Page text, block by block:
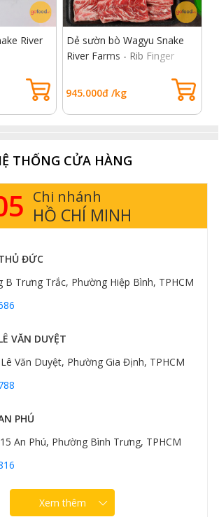
River
Dẻ sườn bò Wagyu Snake
River Farms - Rib Finger
945.000đ /kg
THỐNG CỬA HÀNG
Chi nhánh
HỒ CHÍ MINH
ĐỨC
B Trưng Trắc, Phường Hiệp Bình, TPHCM
VĂN DUYỆT
Văn Duyệt, Phường Gia Định, TPHCM
PHÚ
An Phú, Phường Bình Trưng, TPHCM
Xem thêm